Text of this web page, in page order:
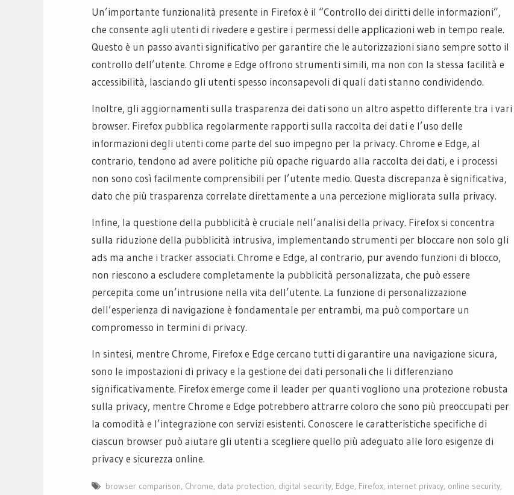
Un’importante funzionalità presente in Firefox è il “Controllo dei diritti delle informazioni”,
che consente agli utenti di rivedere e gestire i permessi delle applicazioni web in tempo reale.
Questo è un passo avanti significativo per garantire che le autorizzazioni siano sempre sotto il
controllo dell’utente. Chrome e Edge offrono strumenti simili, ma non con la stessa facilità e
accessibilità, lasciando gli utenti spesso inconsapevoli di quali dati stanno condividendo.
Inoltre, gli aggiornamenti sulla trasparenza dei dati sono un altro aspetto differente tra i vari
browser. Firefox pubblica regolarmente rapporti sulla raccolta dei dati e l’uso delle
informazioni degli utenti come parte del suo impegno per la privacy. Chrome e Edge, al
contrario, tendono ad avere politiche più opache riguardo alla raccolta dei dati, e i processi
non sono così facilmente comprensibili per l’utente medio. Questa discrepanza è significativa,
dato che più trasparenza correlate direttamente a una percezione migliorata sulla privacy.
Infine, la questione della pubblicità è cruciale nell’analisi della privacy. Firefox si concentra
sulla riduzione della pubblicità intrusiva, implementando strumenti per bloccare non solo gli
ads ma anche i tracker associati. Chrome e Edge, al contrario, pur avendo funzioni di blocco,
non riescono a escludere completamente la pubblicità personalizzata, che può essere
percepita come un’intrusione nella vita dell’utente. La funzione di personalizzazione
dell’esperienza di navigazione è fondamentale per entrambi, ma può comportare un
compromesso in termini di privacy.
In sintesi, mentre Chrome, Firefox e Edge cercano tutti di garantire una navigazione sicura,
sono le impostazioni di privacy e la gestione dei dati personali che li differenziano
significativamente. Firefox emerge come il leader per quanti vogliono una protezione robusta
sulla privacy, mentre Chrome e Edge potrebbero attrarre coloro che sono più preoccupati per
la comodità e l’integrazione con servizi esistenti. Conoscere le caratteristiche specifiche di
ciascun browser può aiutare gli utenti a scegliere quello più adeguato alle loro esigenze di
privacy e sicurezza online.
browser comparison, Chrome, data protection, digital security, Edge, Firefox, internet privacy, online security,